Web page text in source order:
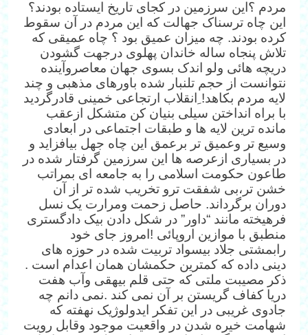
مردم ؟این سرزمین در کجای تاریخ ایستاده بودند؟
این چاه ترسناک جهالت که این مردم در آن سقوط
کرده بودند. چه میزان عمیق بود ؟ چاه عمیقی که
تلاش پنجاه ساله خاندان پهلوی درجهت گشودن
دریچه هائی ولو اندک بسوی جهان معاصروآینده
نتوانست از حجم تلنبار شده باورهای مذهبی و چند
لایه مردم بکاهد! ِانقلاب ارتجاعی خمینی قادرگردید
با براه انداختن سیلی بنیان کن متشکل ازعقب
مانده ترین لایه ها و طبقات اجتماعی در ابعادی
وسیع تر وعمیق تر برعمق این چاه جهل بیافزاید و
در بسیاری ازعرصه ها این سرزمین گرفتار شده در
طاعون حکومت اسلامی را به جامعه ای بمراتب
خشن تر،بی شفقت ترو تخریب شده تر از آن
دوران برگرداند. حاصل زحمت ومرارت یک نسل
فرهیخته مانند “داور” در شکل دادن بیک دادگستری
منطبق با موازین اروپائی !امروز جای خود
رابمشتی جلاد بیسواد تربیت شده در حوزه های
دینی داده که کمترین حکمشان همان اعدام است .
ذکر مصیبت ملتی که حتی قلم بیهقی وآب هفت
دریا کفاف گریستن بر آن نمی کند .نمی دانم چه
جادوی غریبی در این تفکر ایدولوژیک نهفته که
شهامت خیره شدن در واقعیت موجود وقابل رویت